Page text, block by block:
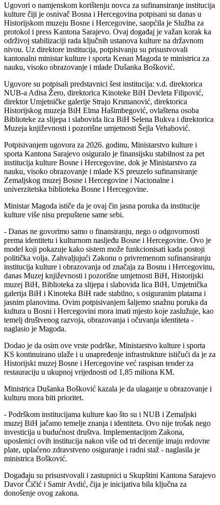
Ugovori o namjenskom korištenju novca za sufinansiranje institucija
kulture čiji je osnivač Bosna i Hercegovina potpisani su danas u
Historijskom muzeju Bosne i Hercegovine, saopćila je Služba za
protokol i press Kantona Sarajevo. Ovaj događaj je važan korak ka
održivoj stabilizaciji rada ključnih ustanova kulture na državnom
nivou. Uz direktore institucija, potpisivanju su prisustvovali
kantonalni ministar kulture i sporta Kenan Magoda te ministrica za
nauku, visoko obrazovanje i mlade Dušanka Bošković.
Ugovore su potpisali predstavnici šest institucija: v.d. direktorica
NUB-a Adisa Žero, direktorica Kinoteke BiH Devleta Filipović,
direktor Umjetničke galerije Strajo Krsmanović, direktorica
Historijskog muzeja BiH Elma Hašimbegović, ovlaštena osoba
Biblioteke za slijepa i slabovida lica BiH Selena Bukva i direktorica
Muzeja književnosti i pozorišne umjetnosti Šejla Vehabović.
Potpisivanjem ugovora za 2026. godinu, Ministarstvo kulture i
sporta Kantona Sarajevo osiguralo je finansijsku stabilnost za pet
institucija kulture Bosne i Hercegovine, dok je Ministarstvo za
nauku, visoko obrazovanje i mlade KS preuzelo sufinansiranje
Zemaljskog muzej Bosne i Hercegovine i Nacionalne i
univerzitetska biblioteka Bosne i Hercegovine.
Ministar Magoda ističe da je ovaj čin jasna poruka da institucije
kulture više nisu prepuštene same sebi.
- Danas ne govorimo samo o finansiranju, nego o odgovornosti
prema identitetu i kulturnom nasljeđu Bosne i Hercegovine. Ovo je
model koji pokazuje kako sistem može funkcionisati kada postoji
politička volja. Zahvaljujući Zakonu o privremenom sufinansiranju
institucija kulture i obrazovanja od značaja za Bosnu i Hercegovinu,
danas Muzej književnosti i pozorišne umjetnosti BiH, Historijski
muzej BiH, Biblioteka za slijepa i slabovida lica BiH, Umjetnička
galerija BiH i Kinoteka BiH rade stabilno, s osiguranim platama i
jasnim planovima. Ovim potpisivanjem šaljemo snažnu poruka da
kultura u Bosni i Hercegovini mora imati mjesto koje zaslužuje, kao
temelj društvenog razvoja, obrazovanja i očuvanja identiteta -
naglasio je Magoda.
Dodao je da osim ove vrste podrške, Ministarstvo kulture i sporta
KS kontinuirano ulaže i u unapređenje infrastrukture ističući da je za
Historijski muzej Bosne i Hercegovine već raspisan tender za
restauraciju u ukupnoj vrijednosti od 1,85 miliona KM.
Ministrica Dušanka Bošković kazala je da ulaganje u obrazovanje i
kulturu mora biti prioritet.
- Podrškom institucijama kulture kao što su i NUB i Zemaljski
muzej BiH jačamo temelje znanja i identiteta. Ovo nije trošak nego
investicija u budućnost društva. Implementacijom Zakona,
uposlenici ovih institucija nakon više od tri decenije imaju redovne
plate, uplaćeno zdravstveno osiguranje i radni staž - naglasila je
ministrica Bošković.
Događaju su prisustvovali i zastupnici u Skupštini Kantona Sarajevo
Davor Čičić i Samir Avdić, čija je inicijativa bila ključna za
donošenje ovog zakona.